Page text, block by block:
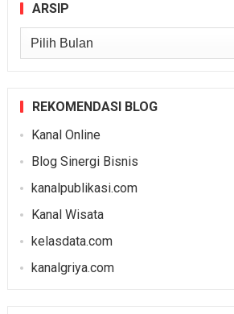
ARSIP
Arsip
REKOMENDASI BLOG
Kanal Online
Blog Sinergi Bisnis
kanalpublikasi.com
Kanal Wisata
kelasdata.com
kanalgriya.com